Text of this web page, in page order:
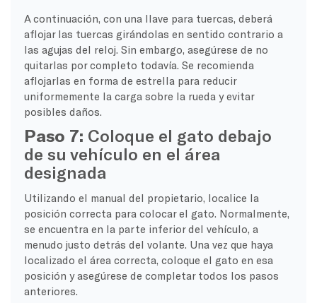
A continuación, con una llave para tuercas, deberá
aflojar las tuercas girándolas en sentido contrario a
las agujas del reloj. Sin embargo, asegúrese de no
quitarlas por completo todavía. Se recomienda
aflojarlas en forma de estrella para reducir
uniformemente la carga sobre la rueda y evitar
posibles daños.
Paso 7: Coloque el gato debajo
de su vehículo en el área
designada
Utilizando el manual del propietario, localice la
posición correcta para colocar el gato. Normalmente,
se encuentra en la parte inferior del vehículo, a
menudo justo detrás del volante. Una vez que haya
localizado el área correcta, coloque el gato en esa
posición y asegúrese de completar todos los pasos
anteriores.